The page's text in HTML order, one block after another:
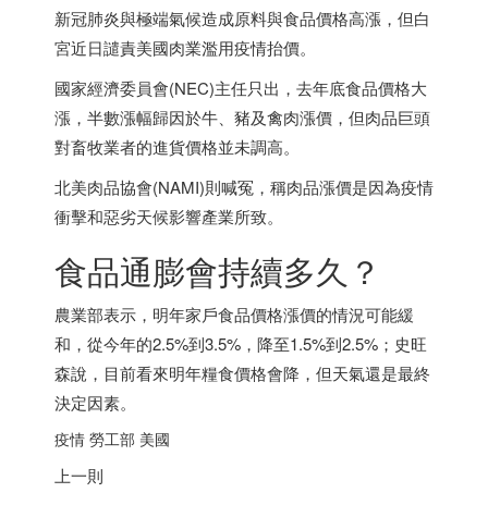
新冠肺炎與極端氣候造成原料與食品價格高漲，但白
宮近日譴責美國肉業濫用疫情抬價。
國家經濟委員會(NEC)主任只出，去年底食品價格大
漲，半數漲幅歸因於牛、豬及禽肉漲價，但肉品巨頭
對畜牧業者的進貨價格並未調高。
北美肉品協會(NAMI)則喊冤，稱肉品漲價是因為疫情
衝擊和惡劣天候影響產業所致。
食品通膨會持續多久？
農業部表示，明年家戶食品價格漲價的情況可能緩
和，從今年的2.5%到3.5%，降至1.5%到2.5%；史旺
森說，目前看來明年糧食價格會降，但天氣還是最終
決定因素。
疫情 勞工部 美國
上一則